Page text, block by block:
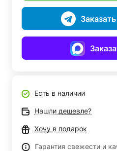
Есть в наличии
Нашли дешевле?
Хочу в подарок
Гарантия свежести и